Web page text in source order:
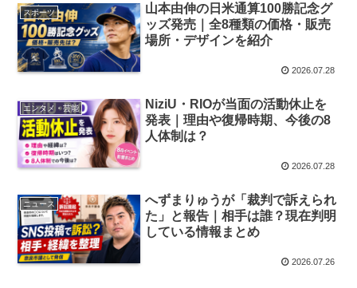
スポーツ
山本由伸の日米通算100勝記念グ
ッズ発売｜全8種類の価格・販売
場所・デザインを紹介
2026.07.28
エンタメ・芸能
NiziU・RIOが当面の活動休止を
発表｜理由や復帰時期、今後の8
人体制は？
2026.07.28
ニュース
へずまりゅうが「裁判で訴えられ
た」と報告｜相手は誰？現在判明
している情報まとめ
2026.07.26